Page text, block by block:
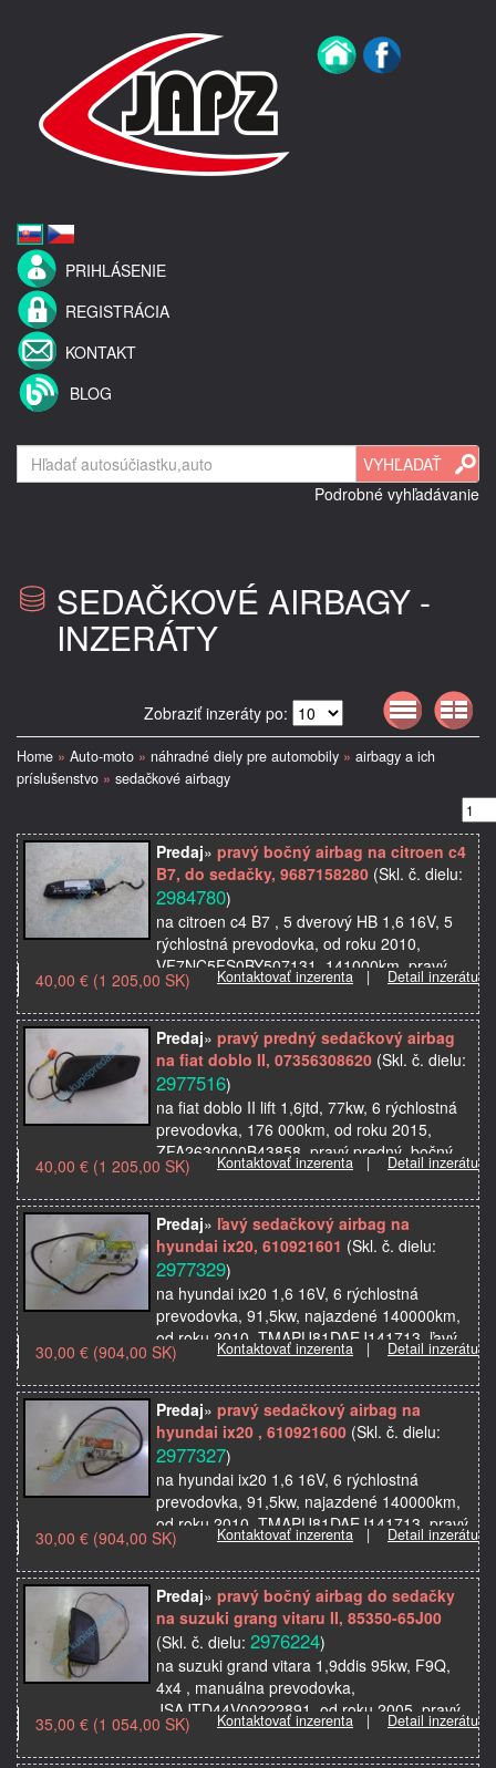
PRIHLÁSENIE
REGISTRÁCIA
KONTAKT
BLOG
Podrobné vyhľadávanie
SEDAČKOVÉ AIRBAGY -
INZERÁTY
Zobraziť inzeráty po:
Home » Auto-moto » náhradné diely pre automobily » airbagy a ich
príslušenstvo » sedačkové airbagy
Predaj» pravý bočný airbag na citroen c4
B7, do sedačky, 9687158280 (Skl. č. dielu:
2984780)
na citroen c4 B7 , 5 dverový HB 1,6 16V, 5
rýchlostná prevodovka, od roku 2010,
VF7NC5FS0BY507131, 141000km, pravý
predný sedačkový airbag, použité originálne
autosúčiastky z au…
Kontaktovať inzerenta | Detail inzerátu
40,00 € (1 205,00 SK)
Predaj» pravý predný sedačkový airbag
na fiat doblo II, 07356308620 (Skl. č. dielu:
2977516)
na fiat doblo II lift 1,6jtd, 77kw, 6 rýchlostná
prevodovka, 176 000km, od roku 2015,
ZFA2630000B43858, pravý predný, bočný
airbag do sedačky, použité originálne
autosúčiastky …
Kontaktovať inzerenta | Detail inzerátu
40,00 € (1 205,00 SK)
Predaj» ľavý sedačkový airbag na
hyundai ix20, 610921601 (Skl. č. dielu:
2977329)
na hyundai ix20 1,6 16V, 6 rýchlostná
prevodovka, 91,5kw, najazdené 140000km,
od roku 2010, TMAPU81DAEJ141713, ľavý
bočný airbag do sedačky, použité originálne
autosúčiastky z a…
Kontaktovať inzerenta | Detail inzerátu
30,00 € (904,00 SK)
Predaj» pravý sedačkový airbag na
hyundai ix20 , 610921600 (Skl. č. dielu:
2977327)
na hyundai ix20 1,6 16V, 6 rýchlostná
prevodovka, 91,5kw, najazdené 140000km,
od roku 2010, TMAPU81DAEJ141713, pravý
bočný airbag do sedačky, použité originálne
autosúčiastky z…
Kontaktovať inzerenta | Detail inzerátu
30,00 € (904,00 SK)
Predaj» pravý bočný airbag do sedačky
na suzuki grang vitaru II, 85350-65J00
(Skl. č. dielu: 2976224)
na suzuki grand vitara 1,9ddis 95kw, F9Q,
4x4 , manuálna prevodovka,
JSAJTD44V00222891, od roku 2005, pravý
bočný airbag do sedačky, použité originálne
autosúčiastky z autovrako…
Kontaktovať inzerenta | Detail inzerátu
35,00 € (1 054,00 SK)